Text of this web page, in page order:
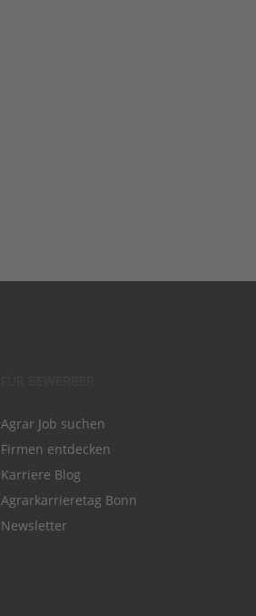
Agrar Job suchen
Firmen entdecken
Karriere Blog
Agrarkarrieretag Bonn
Newsletter